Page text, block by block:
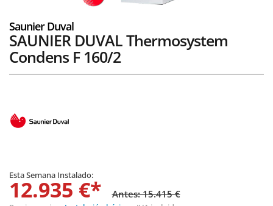
Saunier Duval
SAUNIER DUVAL Thermosystem
Condens F 160/2
Esta Semana Instalado:
12.935 €* Antes: 15.415 €